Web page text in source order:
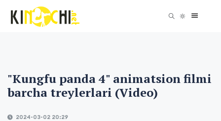
"Kungfu panda 4" animatsion filmi
barcha treylerlari (Video)
2024-03-02 20:29